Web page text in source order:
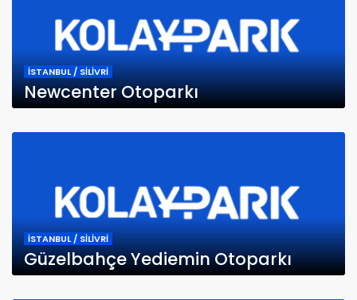
İSTANBUL / SİLİVRİ
Newcenter Otoparkı
İSTANBUL / SİLİVRİ
Güzelbahçe Yediemin Otoparkı